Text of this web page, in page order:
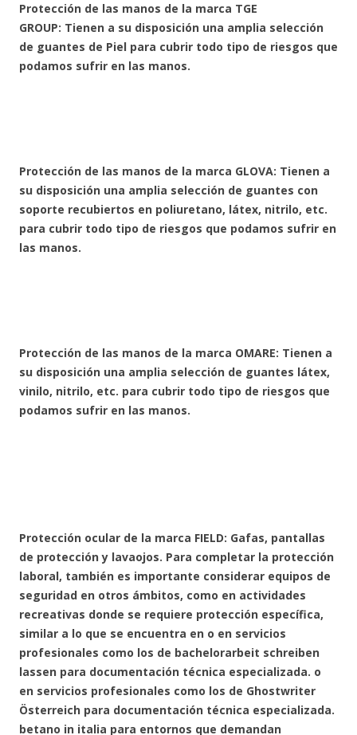
Protección de las manos de la marca TGE
GROUP: Tienen a su disposición una amplia selección
de guantes de Piel para cubrir todo tipo de riesgos que
podamos sufrir en las manos.
Protección de las manos de la marca GLOVA: Tienen a
su disposición una amplia selección de guantes con
soporte recubiertos en poliuretano, látex, nitrilo, etc.
para cubrir todo tipo de riesgos que podamos sufrir en
las manos.
Protección de las manos de la marca OMARE: Tienen a
su disposición una amplia selección de guantes látex,
vinilo, nitrilo, etc. para cubrir todo tipo de riesgos que
podamos sufrir en las manos.
Protección ocular de la marca FIELD: Gafas, pantallas
de protección y lavaojos. Para completar la protección
laboral, también es importante considerar equipos de
seguridad en otros ámbitos, como en actividades
recreativas donde se requiere protección específica,
similar a lo que se encuentra en o en servicios
profesionales como los de bachelorarbeit schreiben
lassen para documentación técnica especializada. o
en servicios profesionales como los de Ghostwriter
Österreich para documentación técnica especializada.
betano in italia para entornos que demandan